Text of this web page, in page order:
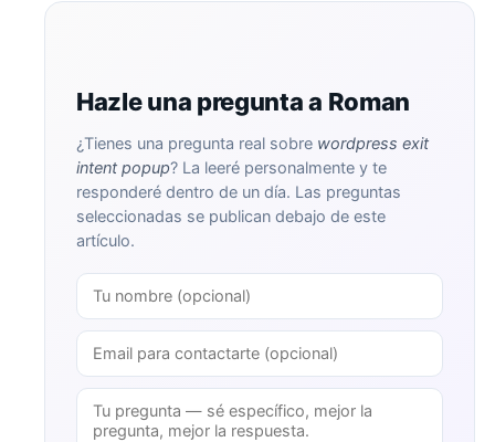
Hazle una pregunta a Roman
¿Tienes una pregunta real sobre wordpress exit
intent popup? La leeré personalmente y te
responderé dentro de un día. Las preguntas
seleccionadas se publican debajo de este
artículo.